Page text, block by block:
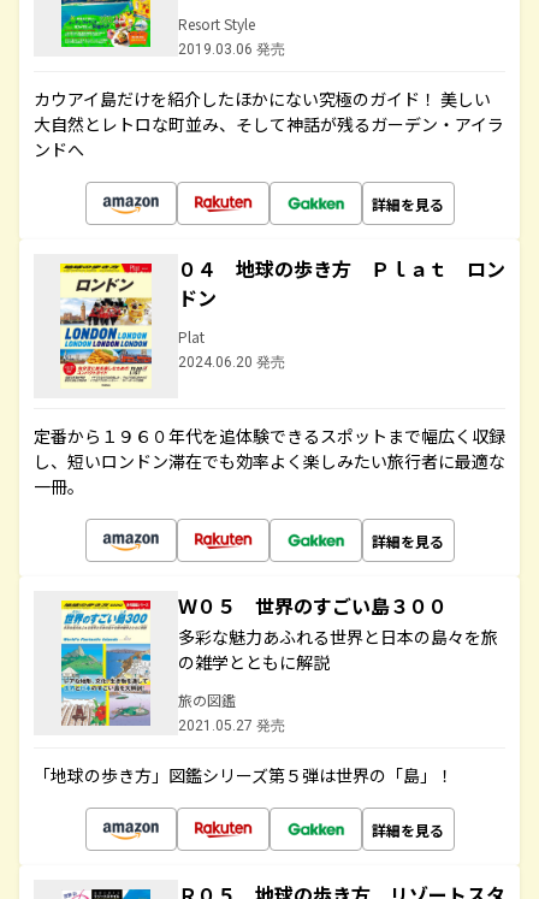
Resort Style
2019.03.06 発売
カウアイ島だけを紹介したほかにない究極のガイド！ 美しい
大自然とレトロな町並み、そして神話が残るガーデン・アイラ
ンドへ
詳細を見る
０４ 地球の歩き方 Ｐｌａｔ ロン
ドン
Plat
2024.06.20 発売
定番から１９６０年代を追体験できるスポットまで幅広く収録
し、短いロンドン滞在でも効率よく楽しみたい旅行者に最適な
一冊。
詳細を見る
Ｗ０５ 世界のすごい島３００
多彩な魅力あふれる世界と日本の島々を旅
の雑学とともに解説
旅の図鑑
2021.05.27 発売
「地球の歩き方」図鑑シリーズ第５弾は世界の「島」！
詳細を見る